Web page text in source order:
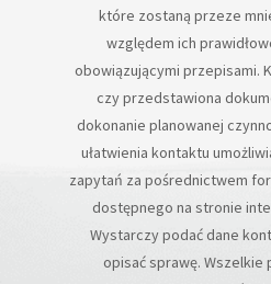
które zostaną przeze
względem ich
obowiązującymi przepisami.
czy przedstawiona
dokonanie planowanej
ułatwienia kontaktu
zapytań za pośrednictwem
dostępnego na stronie
Wystarczy podać dane
opisać sprawę.